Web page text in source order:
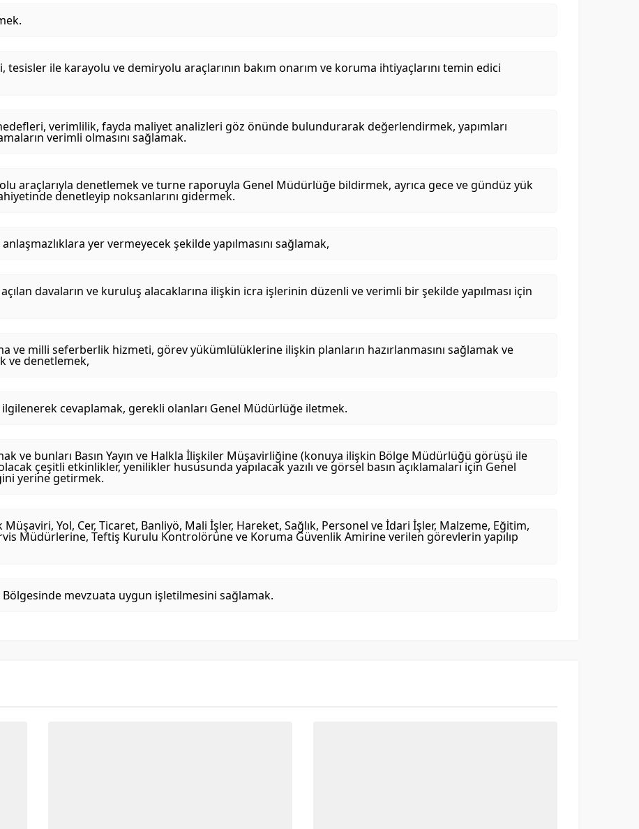
ile karayolu ve demiryolu araçlarının bakım onarım ve koruma ihtiyaçlarını temin edici
verimlilik, fayda maliyet analizleri göz önünde bulundurarak değerlendirmek, yapımları
verimli olmasını sağlamak.
araçlarıyla denetlemek ve turne raporuyla Genel Müdürlüğe bildirmek, ayrıca gece ve gündüz yük
denetleyip noksanlarını gidermek.
yer vermeyecek şekilde yapılmasını sağlamak,
davaların ve kuruluş alacaklarına ilişkin icra işlerinin düzenli ve verimli bir şekilde yapılması için
ve milli seferberlik hizmeti, görev yükümlülüklerine ilişkin planların hazırlanmasını sağlamak ve
ve denetlemek,
cevaplamak, gerekli olanları Genel Müdürlüğe iletmek.
ve bunları Basın Yayın ve Halkla İlişkiler Müşavirliğine (konuya ilişkin Bölge Müdürlüğü görüşü ile
çeşitli etkinlikler, yenilikler hususunda yapılacak yazılı ve görsel basın açıklamaları için Genel
yerine getirmek.
Yol, Cer, Ticaret, Banliyö, Mali İşler, Hareket, Sağlık, Personel ve İdari İşler, Malzeme, Eğitim,
Müdürlerine, Teftiş Kurulu Kontrolörüne ve Koruma Güvenlik Amirine verilen görevlerin yapılıp
mevzuata uygun işletilmesini sağlamak.